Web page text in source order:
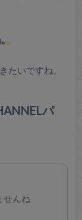
たいですね。
パ
せんね